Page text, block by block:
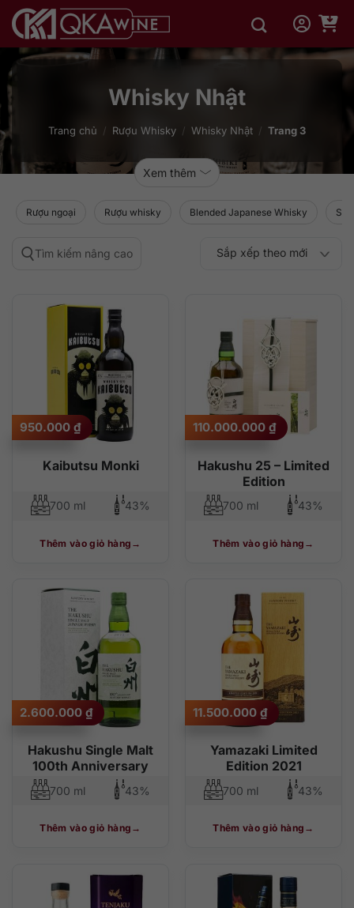
qua
dung
Whisky Nhật
Trang chủ / Rượu Whisky / Whisky Nhật / Trang 3
Xem thêm
Rượu ngoại Rượu whisky Blended Japanese Whisky
Tìm kiếm nâng cao Sắp xếp theo
độ phổ biến
Sắp xếp theo mới
thấp đến cao
cao đến thấp
Kaibutsu Monki
950.000 ₫
700 ml 43%
Thêm vào giỏ hàng
Hakushu 25 – Limited
Edition
110.000.000 ₫
700 ml 43%
Thêm vào giỏ hàng
Hakushu Single Malt
100th Anniversary
2.600.000 ₫
700 ml 43%
Thêm vào giỏ hàng
Yamazaki Limited
Edition 2021
11.500.000 ₫
700 ml 43%
Thêm vào giỏ hàng